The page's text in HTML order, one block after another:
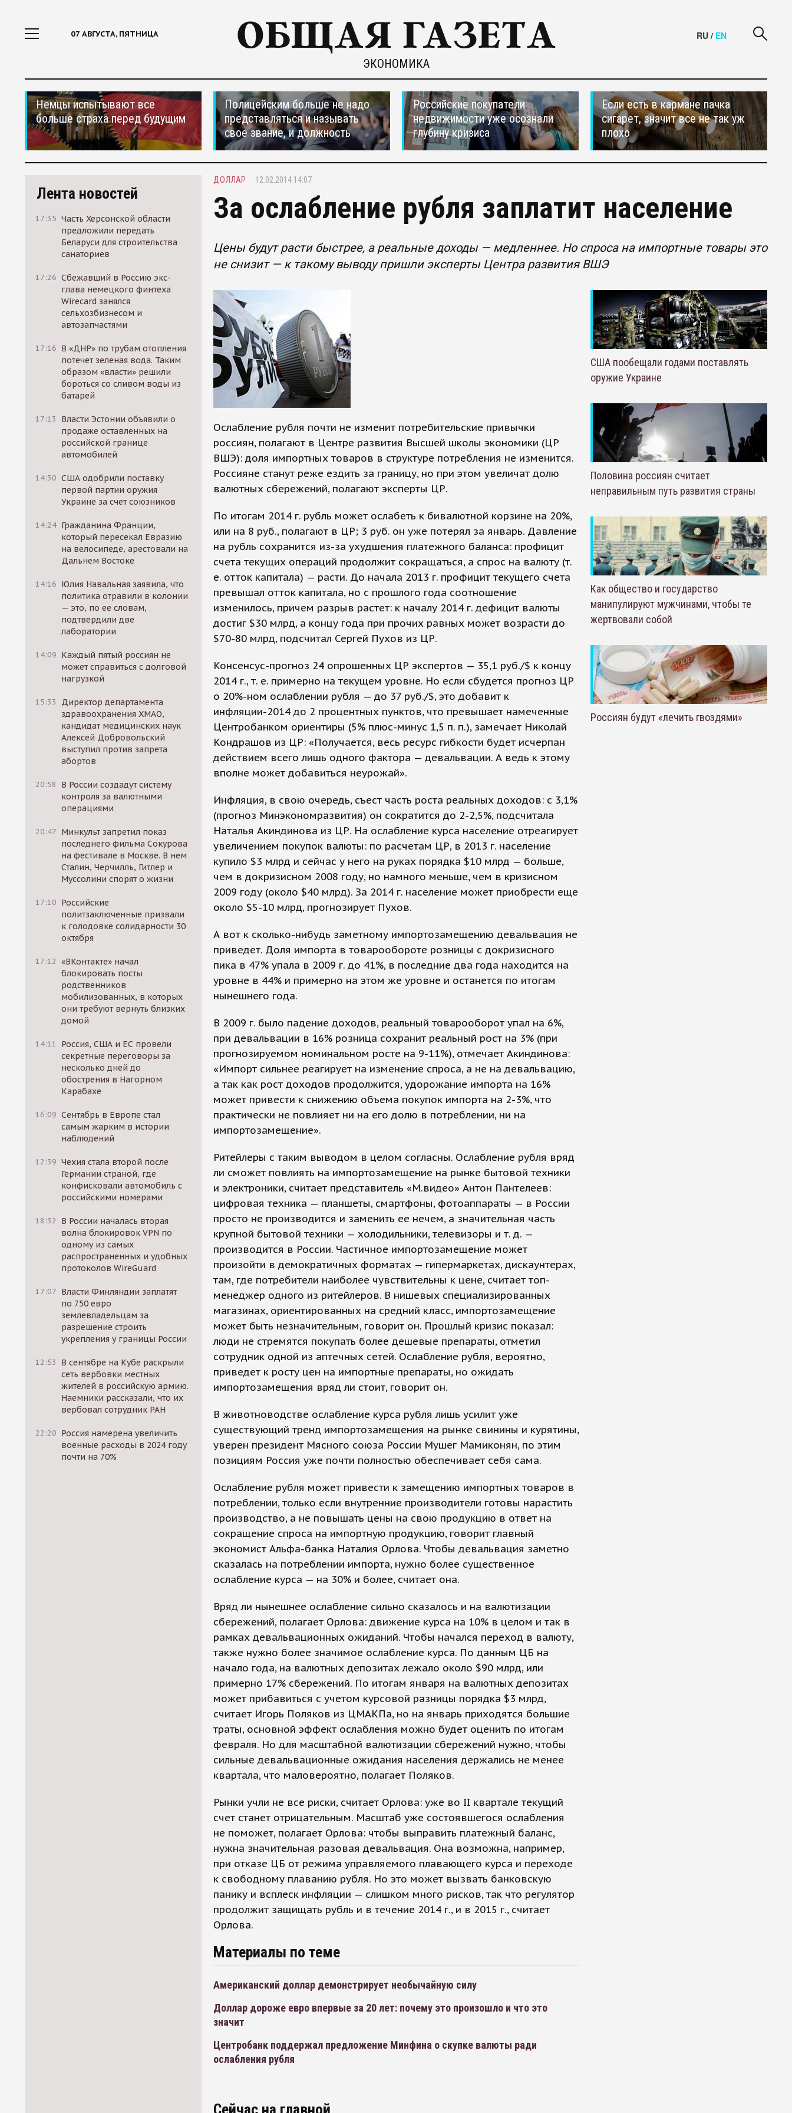
07 АВГУСТА, ПЯТНИЦА
ЭКОНОМИКА
RU / EN
Немцы испытывают все
больше страха перед будущим
Полицейским больше не надо
представляться и называть
свое звание, и должность
Российские покупатели
недвижимости уже осознали
глубину кризиса
Если есть в кармане пачка
сигарет, значит все не так уж
плохо
Лента новостей
17:35 Часть Херсонской области
предложили передать
Беларуси для строительства
санаториев
17:26 Сбежавший в Россию экс-
глава немецкого финтеха
Wirecard занялся
сельхозбизнесом и
автозапчастями
17:16 В «ДНР» по трубам отопления
потечет зеленая вода. Таким
образом «власти» решили
бороться со сливом воды из
батарей
17:13
Власти Эстонии объявили о
продаже оставленных на
российской границе
автомобилей
14:30 США одобрили поставку
первой партии оружия
Украине за счет союзников
14:24 Гражданина Франции,
который пересекал Евразию
на велосипеде, арестовали на
Дальнем Востоке
14:16 Юлия Навальная заявила, что
политика отравили в колонии
— это, по ее словам,
подтвердили две
лаборатории
14:09 Каждый пятый россиян не
может справиться с долговой
нагрузкой
15:33
Директор департамента
здравоохранения ХМАО,
кандидат медицинских наук
Алексей Добровольский
выступил против запрета
абортов
20:58
В России создадут систему
контроля за валютными
операциями
20:47 Минкульт запретил показ
последнего фильма Сокурова
на фестивале в Москве. В нем
Сталин, Черчилль, Гитлер и
Муссолини спорят о жизни
17:10 Российские
политзаключенные призвали
к голодовке солидарности 30
октября
17:12 «ВКонтакте» начал
блокировать посты
родственников
мобилизованных, в которых
они требуют вернуть близких
домой
14:11
Россия, США и ЕС провели
секретные переговоры за
несколько дней до
обострения в Нагорном
Карабахе
16:09 Сентябрь в Европе стал
самым жарким в истории
наблюдений
12:39 Чехия стала второй после
Германии страной, где
конфисковали автомобиль с
российскими номерами
18:32
В России началась вторая
волна блокировок VPN по
одному из самых
распространенных и удобных
протоколов WireGuard
17:07 Власти Финляндии заплатят
по 750 евро
землевладельцам за
разрешение строить
укрепления у границы России
12:53
В сентябре на Кубе раскрыли
сеть вербовки местных
жителей в российскую армию.
Наемники рассказали, что их
вербовал сотрудник РАН
22:20 Россия намерена увеличить
военные расходы в 2024 году
почти на 70%
ДОЛЛАР 12.02.2014 14:07
За ослабление рубля заплатит население
Цены будут расти быстрее, а реальные доходы — медленнее. Но спроса на импортные товары это
не снизит — к такому выводу пришли эксперты Центра развития ВШЭ
Ослабление рубля почти не изменит потребительские привычки
россиян, полагают в Центре развития Высшей школы экономики (ЦР
ВШЭ): доля импортных товаров в структуре потребления не изменится.
Россияне станут реже ездить за границу, но при этом увеличат долю
валютных сбережений, полагают эксперты ЦР.
По итогам 2014 г. рубль может ослабеть к бивалютной корзине на 20%,
или на 8 руб., полагают в ЦР; 3 руб. он уже потерял за январь. Давление
на рубль сохранится из-за ухудшения платежного баланса: профицит
счета текущих операций продолжит сокращаться, а спрос на валюту (т.
е. отток капитала) — расти. До начала 2013 г. профицит текущего счета
превышал отток капитала, но с прошлого года соотношение
изменилось, причем разрыв растет: к началу 2014 г. дефицит валюты
достиг $30 млрд, а концу года при прочих равных может возрасти до
$70-80 млрд, подсчитал Сергей Пухов из ЦР.
Консенсус-прогноз 24 опрошенных ЦР экспертов — 35,1 руб./$ к концу
2014 г., т. е. примерно на текущем уровне. Но если сбудется прогноз ЦР
о 20%-ном ослаблении рубля — до 37 руб./$, это добавит к
инфляции-2014 до 2 процентных пунктов, что превышает намеченные
Центробанком ориентиры (5% плюс-минус 1,5 п. п.), замечает Николай
Кондрашов из ЦР: «Получается, весь ресурс гибкости будет исчерпан
действием всего лишь одного фактора — девальвации. А ведь к этому
вполне может добавиться неурожай».
Инфляция, в свою очередь, съест часть роста реальных доходов: с 3,1%
(прогноз Минэкономразвития) он сократится до 2-2,5%, подсчитала
Наталья Акиндинова из ЦР. На ослабление курса население отреагирует
увеличением покупок валюты: по расчетам ЦР, в 2013 г. население
купило $3 млрд и сейчас у него на руках порядка $10 млрд — больше,
чем в докризисном 2008 году, но намного меньше, чем в кризисном
2009 году (около $40 млрд). За 2014 г. население может приобрести еще
около $5-10 млрд, прогнозирует Пухов.
А вот к сколько-нибудь заметному импортозамещению девальвация не
приведет. Доля импорта в товарообороте розницы с докризисного
пика в 47% упала в 2009 г. до 41%, в последние два года находится на
уровне в 44% и примерно на этом же уровне и останется по итогам
нынешнего года.
В 2009 г. было падение доходов, реальный товарооборот упал на 6%,
при девальвации в 16% розница сохранит реальный рост на 3% (при
прогнозируемом номинальном росте на 9-11%), отмечает Акиндинова:
«Импорт сильнее реагирует на изменение спроса, а не на девальвацию,
а так как рост доходов продолжится, удорожание импорта на 16%
может привести к снижению объема покупок импорта на 2-3%, что
практически не повлияет ни на его долю в потреблении, ни на
импортозамещение».
Ритейлеры с таким выводом в целом согласны. Ослабление рубля вряд
ли сможет повлиять на импортозамещение на рынке бытовой техники
и электроники, считает представитель «М.видео» Антон Пантелеев:
цифровая техника — планшеты, смартфоны, фотоаппараты — в России
просто не производится и заменить ее нечем, а значительная часть
крупной бытовой техники — холодильники, телевизоры и т. д. —
производится в России. Частичное импортозамещение может
произойти в демократичных форматах — гипермаркетах, дискаунтерах,
там, где потребители наиболее чувствительны к цене, считает топ-
менеджер одного из ритейлеров. В нишевых специализированных
магазинах, ориентированных на средний класс, импортозамещение
может быть незначительным, говорит он. Прошлый кризис показал:
люди не стремятся покупать более дешевые препараты, отметил
сотрудник одной из аптечных сетей. Ослабление рубля, вероятно,
приведет к росту цен на импортные препараты, но ожидать
импортозамещения вряд ли стоит, говорит он.
В животноводстве ослабление курса рубля лишь усилит уже
существующий тренд импортозамещения на рынке свинины и курятины,
уверен президент Мясного союза России Мушег Мамиконян, по этим
позициям Россия уже почти полностью обеспечивает себя сама.
Ослабление рубля может привести к замещению импортных товаров в
потреблении, только если внутренние производители готовы нарастить
производство, а не повышать цены на свою продукцию в ответ на
сокращение спроса на импортную продукцию, говорит главный
экономист Альфа-банка Наталия Орлова. Чтобы девальвация заметно
сказалась на потреблении импорта, нужно более существенное
ослабление курса — на 30% и более, считает она.
Вряд ли нынешнее ослабление сильно сказалось и на валютизации
сбережений, полагает Орлова: движение курса на 10% в целом и так в
рамках девальвационных ожиданий. Чтобы начался переход в валюту,
также нужно более значимое ослабление курса. По данным ЦБ на
начало года, на валютных депозитах лежало около $90 млрд, или
примерно 17% сбережений. По итогам января на валютных депозитах
может прибавиться с учетом курсовой разницы порядка $3 млрд,
считает Игорь Поляков из ЦМАКПа, но на январь приходятся большие
траты, основной эффект ослабления можно будет оценить по итогам
февраля. Но для масштабной валютизации сбережений нужно, чтобы
сильные девальвационные ожидания населения держались не менее
квартала, что маловероятно, полагает Поляков.
Рынки учли не все риски, считает Орлова: уже во II квартале текущий
счет станет отрицательным. Масштаб уже состоявшегося ослабления
не поможет, полагает Орлова: чтобы выправить платежный баланс,
нужна значительная разовая девальвация. Она возможна, например,
при отказе ЦБ от режима управляемого плавающего курса и переходе
к свободному плаванию рубля. Но это может вызвать банковскую
панику и всплеск инфляции — слишком много рисков, так что регулятор
продолжит защищать рубль и в течение 2014 г., и в 2015 г., считает
Орлова.
Материалы по теме
Американский доллар демонстрирует необычайную силу
Доллар дороже евро впервые за 20 лет: почему это произошло и что это
значит
Центробанк поддержал предложение Минфина о скупке валюты ради
ослабления рубля
США пообещали годами поставлять
оружие Украине
Половина россиян считает
неправильным путь развития страны
Как общество и государство
манипулируют мужчинами, чтобы те
жертвовали собой
Россиян будут «лечить гвоздями»
Сейчас на главной